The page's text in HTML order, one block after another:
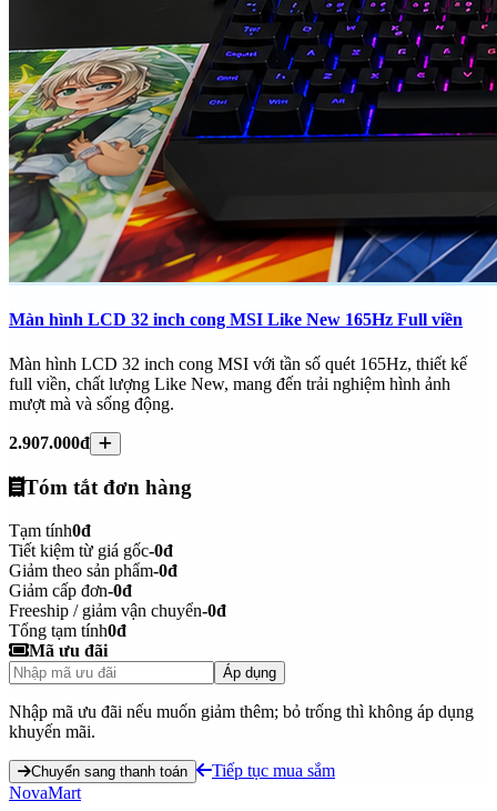
Màn hình LCD 32 inch cong MSI Like New 165Hz Full viền
Màn hình LCD 32 inch cong MSI với tần số quét 165Hz, thiết kế
full viền, chất lượng Like New, mang đến trải nghiệm hình ảnh
mượt mà và sống động.
2.907.000đ
Tóm tắt đơn hàng
Tạm tính0đ
Tiết kiệm từ giá gốc-0đ
Giảm theo sản phẩm-0đ
Giảm cấp đơn-0đ
Freeship / giảm vận chuyển-0đ
Tổng tạm tính0đ
Mã ưu đãi
Áp dụng
Nhập mã ưu đãi nếu muốn giảm thêm; bỏ trống thì không áp dụng
khuyến mãi.
Chuyển sang thanh toán
Tiếp tục mua sắm
NovaMart